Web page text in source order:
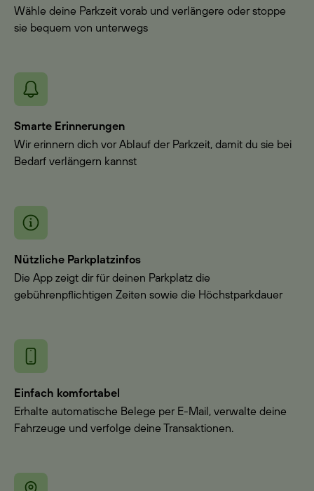
Wähle deine Parkzeit vorab und verlängere oder stoppe
sie bequem von unterwegs
Smarte Erinnerungen
Wir erinnern dich vor Ablauf der Parkzeit, damit du sie bei
Bedarf verlängern kannst
Nützliche Parkplatzinfos
Die App zeigt dir für deinen Parkplatz die
gebührenpflichtigen Zeiten sowie die Höchstparkdauer
Einfach komfortabel
Erhalte automatische Belege per E-Mail, verwalte deine
Fahrzeuge und verfolge deine Transaktionen.